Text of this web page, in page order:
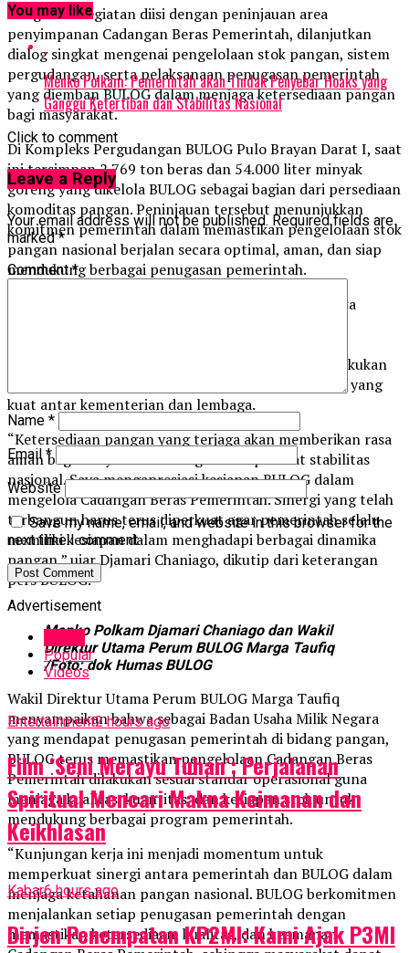
Rangkaian kegiatan diisi dengan peninjauan area
penyimpanan Cadangan Beras Pemerintah, dilanjutkan
dialog singkat mengenai pengelolaan stok pangan, sistem
pergudangan, serta pelaksanaan penugasan pemerintah
yang diemban BULOG dalam menjaga ketersediaan pangan
bagi masyarakat.
Di Kompleks Pergudangan BULOG Pulo Brayan Darat I, saat
ini tersimpan 2.769 ton beras dan 54.000 liter minyak
goreng yang dikelola BULOG sebagai bagian dari persediaan
komoditas pangan. Peninjauan tersebut menunjukkan
komitmen pemerintah dalam memastikan pengelolaan stok
pangan nasional berjalan secara optimal, aman, dan siap
mendukung berbagai penugasan pemerintah.
Menko Polkam Djamari Chaniago menegaskan bahwa
pengelolaan Cadangan Beras Pemerintah harus dilakukan
secara profesional, akuntabel, dan didukung sinergi yang
kuat antar kementerian dan lembaga.
“Ketersediaan pangan yang terjaga akan memberikan rasa
aman bagi masyarakat sekaligus memperkuat stabilitas
nasional. Saya mengapresiasi kesiapan BULOG dalam
mengelola Cadangan Beras Pemerintah. Sinergi yang telah
terbangun harus terus diperkuat agar pemerintah selalu
memiliki kesiapan dalam menghadapi berbagai dinamika
pangan,” ujar Djamari Chaniago, dikutip dari keterangan
pers BULOG.
Menko Polkam Djamari Chaniago dan Wakil
Direktur Utama Perum BULOG Marga Taufiq
/Foto: dok Humas BULOG
Wakil Direktur Utama Perum BULOG Marga Taufiq
menyampaikan bahwa sebagai Badan Usaha Milik Negara
yang mendapat penugasan pemerintah di bidang pangan,
BULOG terus memastikan pengelolaan Cadangan Beras
Pemerintah dilakukan sesuai standar operasional guna
menjaga kualitas, kuantitas, dan kesiapan stok untuk
mendukung berbagai program pemerintah.
“Kunjungan kerja ini menjadi momentum untuk
memperkuat sinergi antara pemerintah dan BULOG dalam
menjaga ketahanan pangan nasional. BULOG berkomitmen
menjalankan setiap penugasan pemerintah dengan
memastikan ketersediaan, kualitas, dan keamanan
You may like
Menko Polkam: Pemerintah akan Tindak Penyebar Hoaks yang
Ganggu Ketertiban dan Stabilitas Nasional
Click to comment
Leave a Reply
Your email address will not be published. Required fields are
marked*
Comment*
Name *
Email *
Website
Save my name, email, and website in this browser for the
next time I comment.
Advertisement
Popular
Videos
Entertainment2 hours ago
Film ‘Seni Merayu Tuhan’: Perjalanan
Spiritual Mencari Makna Keimanan dan
Keikhlasan
Kabar6 hours ago
Dirjen Penempatan KP2MI: Kami Ajak P3MI